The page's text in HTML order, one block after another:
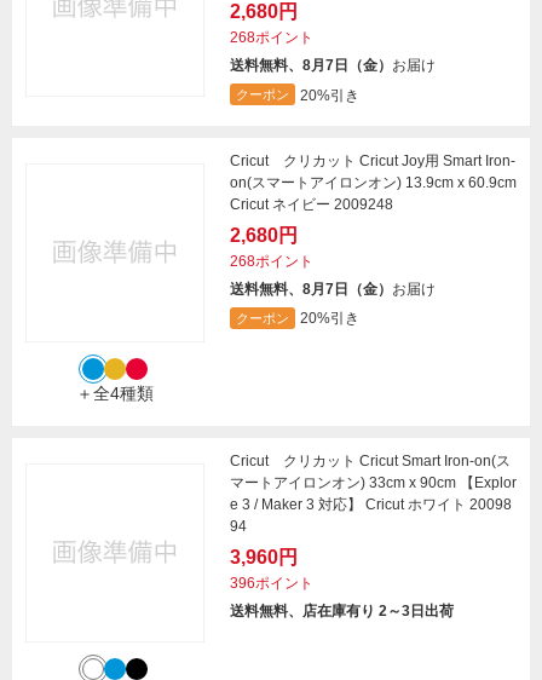
2,680円
268ポイント
送料無料、8月7日（金） お届け
クーポン 20%引き
＋全4種類
Cricut クリカット Cricut Joy用 Smart Iron-
on(スマートアイロンオン) 13.9cm x 60.9cm
Cricut ネイビー 2009248
2,680円
268ポイント
送料無料、8月7日（金） お届け
クーポン 20%引き
Cricut クリカット Cricut Smart Iron-on(ス
マートアイロンオン) 33cm x 90cm 【Explor
e 3 / Maker 3 対応】 Cricut ホワイト 20098
94
3,960円
396ポイント
送料無料、店在庫有り 2～3日出荷